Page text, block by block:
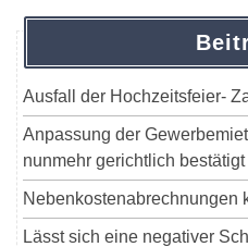
Ausfall der Hochzeitsfeier-
Anpassung der
nunmehr gerichtlich bestätigt
Nebenkostenabrechnungen
Lässt sich eine negativer